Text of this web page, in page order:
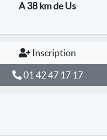
A 38 kmde Us
Inscription
01 42 47 17 17